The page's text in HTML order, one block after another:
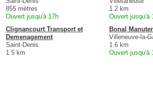
855 mètres
Ouvert jusqu'à 17h
1.2 km
Ouvert jusqu'à
Clignancourt Transport et
Demenagement
Saint-Denis
1.5 km
Bonal
Villeneuve-la-
1.6 km
Ouvert jusqu'à